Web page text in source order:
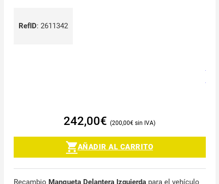
RefID: 2611342
242,00€ 200,00€
AÑADIR AL CARRITO
Recambio Mangueta Delantera Izquierdapara el vehículo